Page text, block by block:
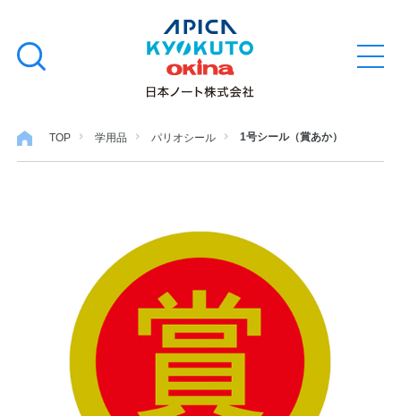
文
キ
ッ
閉
検
る
ファイル・バインダー
日用・事務用品
特集・コラム
TOP 学用品 パリオシール 1号シール（賞あか）